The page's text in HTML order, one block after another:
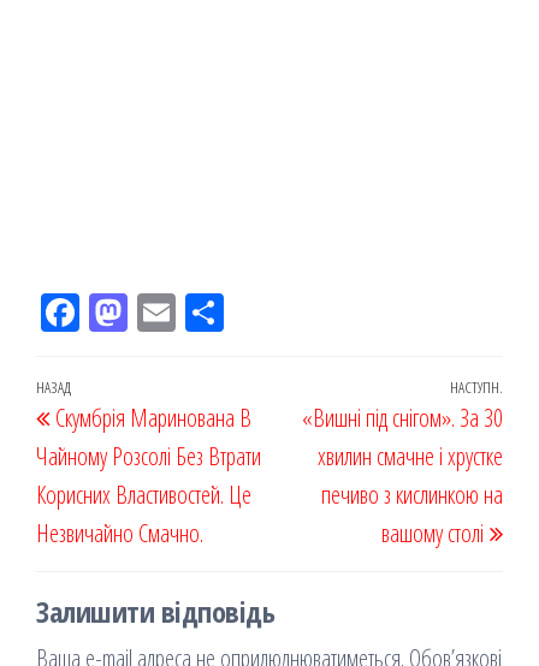
Fac
k
M
on
Em
ис
я
Навігація
записів
Попередній
запис
НАЗАД
Скумбрія Маринована В
Чайному Розсолі Без Втрати
Корисних Властивостей. Це
Незвичайно Смачно.
НАСТУПН.
«Вишні під снігом». За 30
хвилин смачне і хрустке
печиво з кислинкою на
вашому столі
Залишити відповідь
Ваша e-mail адреса не оприлюднюватиметься. Обов’язкові